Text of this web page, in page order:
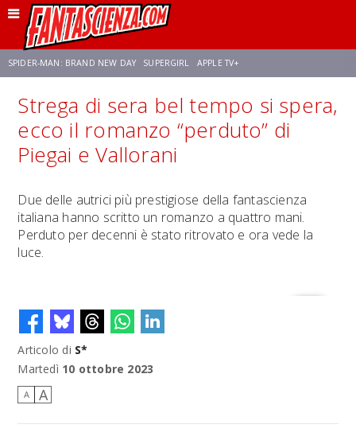
SPIDER-MAN: BRAND NEW DAY SUPERGIRL APPLE TV+
FRANCO RICCIARDIELLO ZENDAYA STAR TREK AVENGERS: DOOMSDAY
SADIE SINK
Strega di sera bel tempo si spera,
ecco il romanzo “perduto” di
Piegai e Vallorani
Due delle autrici più prestigiose della fantascienza
italiana hanno scritto un romanzo a quattro mani.
Perduto per decenni è stato ritrovato e ora vede la
luce.
Articolo di S*
Martedì 10 ottobre 2023
A A